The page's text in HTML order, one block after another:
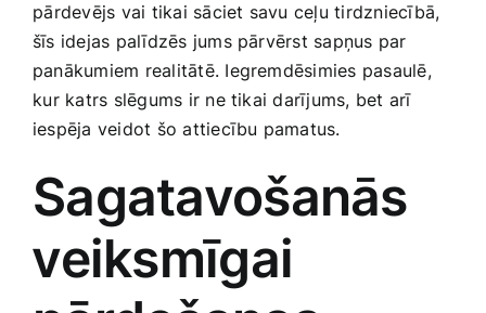
Medicīnas preces
Mobilie telefoni, planšetdatori
Pakalpojumi
Pārtikas preces
⁤pārdevējs vai tikai ‍sāciet savu ceļu tirdzniecībā,
šīs idejas palīdzēs jums pārvērst sapņus par
panākumiem realitātē. Iegremdēsimies pasaulē,
⁤kur katrs slēgums ir ne tikai darījums, bet arī
iespēja veidot šo attiecību pamatus.
Sagatavošanās
⁣veiksmīgai